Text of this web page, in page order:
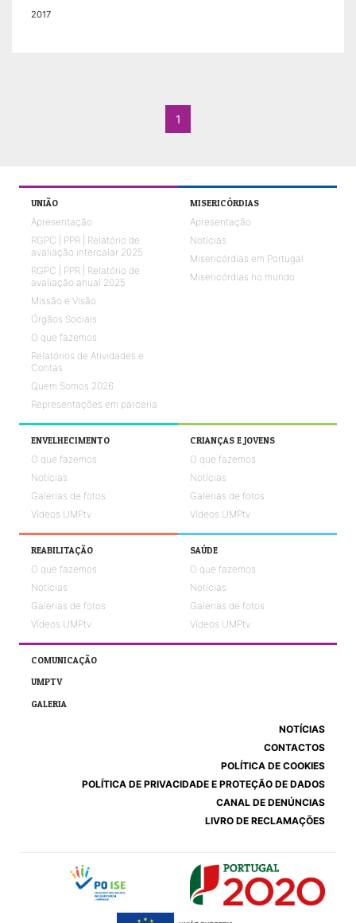
2017
1
UNIÃO
Apresentação
RGPC | PPR | Relatório de
avaliação intercalar 2025
RGPC | PPR | Relatório de
avaliação anual 2025
Missão e Visão
Órgãos Sociais
O que fazemos
Relatórios de Atividades e
Contas
Quem Somos 2026
Representações em parceria
MISERICÓRDIAS
Apresentação
Notícias
Misericórdias em Portugal
Misericórdias no mundo
ENVELHECIMENTO
O que fazemos
Notícias
Galerias de fotos
Vídeos UMPtv
CRIANÇAS E JOVENS
O que fazemos
Notícias
Galerias de fotos
Vídeos UMPtv
REABILITAÇÃO
O que fazemos
Notícias
Galerias de fotos
Vídeos UMPtv
SAÚDE
O que fazemos
Notícias
Galerias de fotos
Vídeos UMPtv
COMUNICAÇÃO
UMPTV
GALERIA
NOTÍCIAS
CONTACTOS
POLÍTICA DE COOKIES
POLÍTICA DE PRIVACIDADE E PROTEÇÃO DE DADOS
CANAL DE DENÚNCIAS
LIVRO DE RECLAMAÇÕES